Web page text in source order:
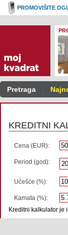
PROMOVIŠITE
Pretraga
KREDITNI
Cena (EUR):
Period (god): 20
Učešće (%):
Kamata (%):
Kreditni kalkulator je